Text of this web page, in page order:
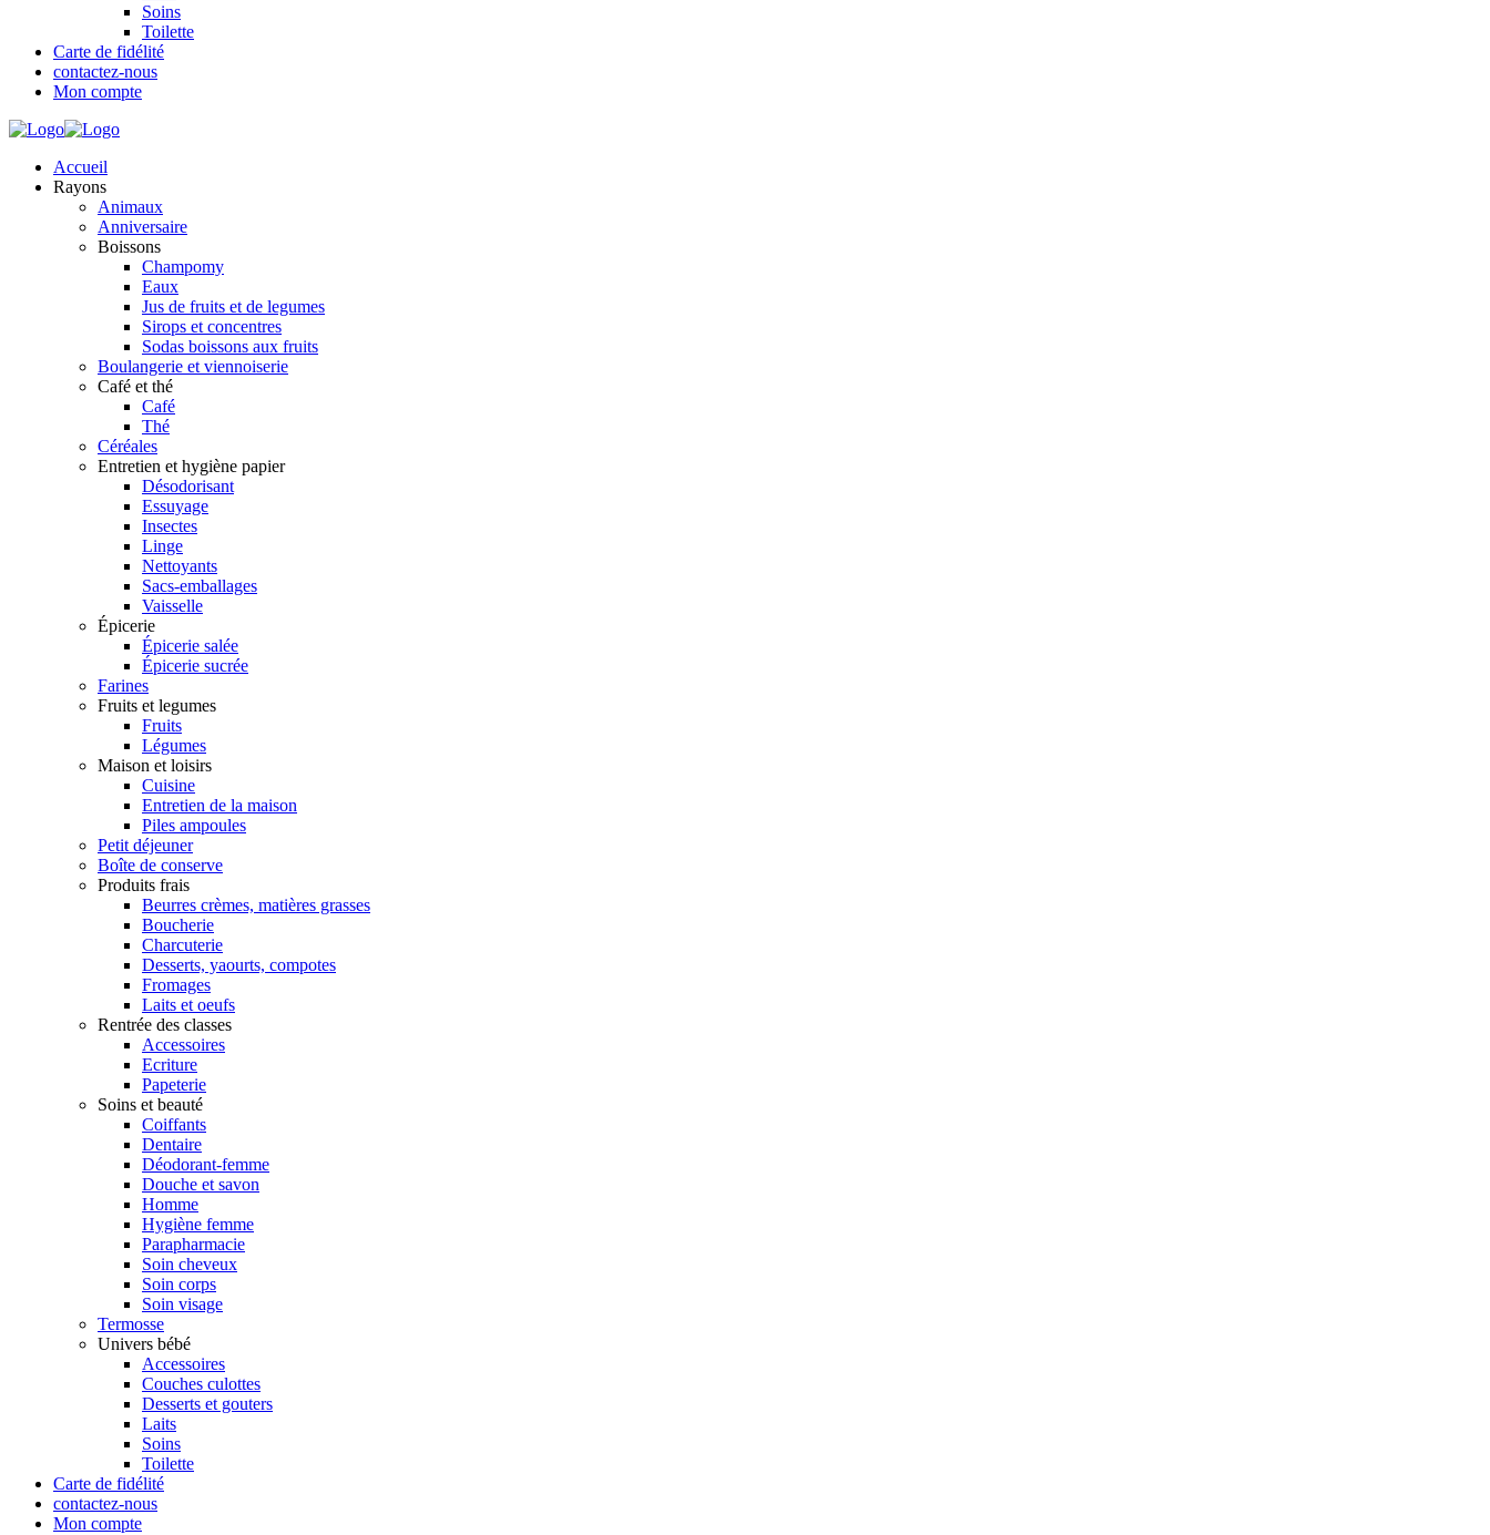
Soins
Toilette
Carte de fidélité
contactez-nous
Mon compte
Accueil
Rayons
Animaux
Anniversaire
Boissons
Champomy
Eaux
Jus de fruits et de legumes
Sirops et concentres
Sodas boissons aux fruits
Boulangerie et viennoiserie
Café et thé
Café
Thé
Céréales
Entretien et hygiène papier
Désodorisant
Essuyage
Insectes
Linge
Nettoyants
Sacs-emballages
Vaisselle
Épicerie
Épicerie salée
Épicerie sucrée
Farines
Fruits et legumes
Fruits
Légumes
Maison et loisirs
Cuisine
Entretien de la maison
Piles ampoules
Petit déjeuner
Boîte de conserve
Produits frais
Beurres crèmes, matières grasses
Boucherie
Charcuterie
Desserts, yaourts, compotes
Fromages
Laits et oeufs
Rentrée des classes
Accessoires
Ecriture
Papeterie
Soins et beauté
Coiffants
Dentaire
Déodorant-femme
Douche et savon
Homme
Hygiène femme
Parapharmacie
Soin cheveux
Soin corps
Soin visage
Termosse
Univers bébé
Accessoires
Couches culottes
Desserts et gouters
Laits
Soins
Toilette
Carte de fidélité
contactez-nous
Mon compte